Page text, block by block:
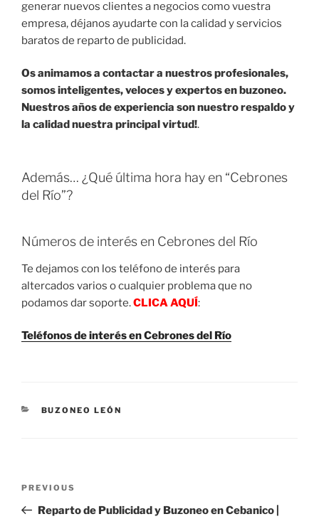
generar nuevos clientes a negocios como vuestra
empresa, déjanos ayudarte con la calidad y servicios
baratos de reparto de publicidad.
Os animamos a contactar a nuestros profesionales,
somos inteligentes, veloces y expertos en buzoneo.
Nuestros años de experiencia son nuestro respaldo y
la calidad nuestra principal virtud!.
Además… ¿Qué última hora hay en “Cebrones
del Río”?
Números de interés en Cebrones del Río
Te dejamos con los teléfono de interés para
altercados varios o cualquier problema que no
podamos dar soporte.CLICA AQUÍ:
Teléfonos de interés en Cebrones del Río
CATEGORIES
BUZONEO LEÓN
Previous
Post
PREVIOUS
Reparto de Publicidad y Buzoneo en Cebanico |